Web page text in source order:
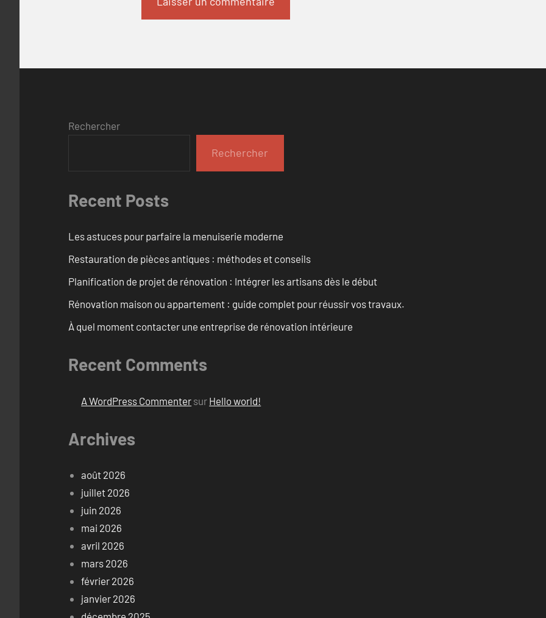
Rechercher
Rechercher
Recent Posts
Les astuces pour parfaire la menuiserie moderne
Restauration de pièces antiques : méthodes et conseils
Planification de projet de rénovation : Intégrer les artisans dès le début
Rénovation maison ou appartement : guide complet pour réussir vos travaux.
À quel moment contacter une entreprise de rénovation intérieure
Recent Comments
A WordPress Commenter sur Hello world!
Archives
août 2026
juillet 2026
juin 2026
mai 2026
avril 2026
mars 2026
février 2026
janvier 2026